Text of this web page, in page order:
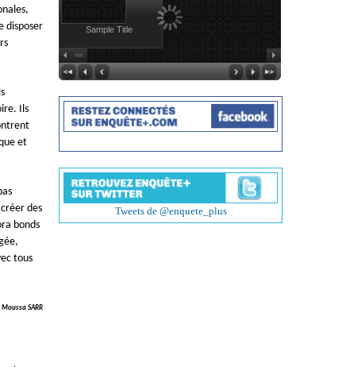
disposer
Ils
et
des
bonds
tous
Moussa SARR
Sample Title
Tweets de @enquete_plus